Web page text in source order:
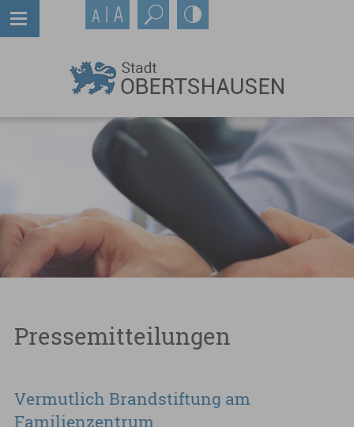
Pressemitteilungen
Vermutlich Brandstiftung am
Familienzentrum